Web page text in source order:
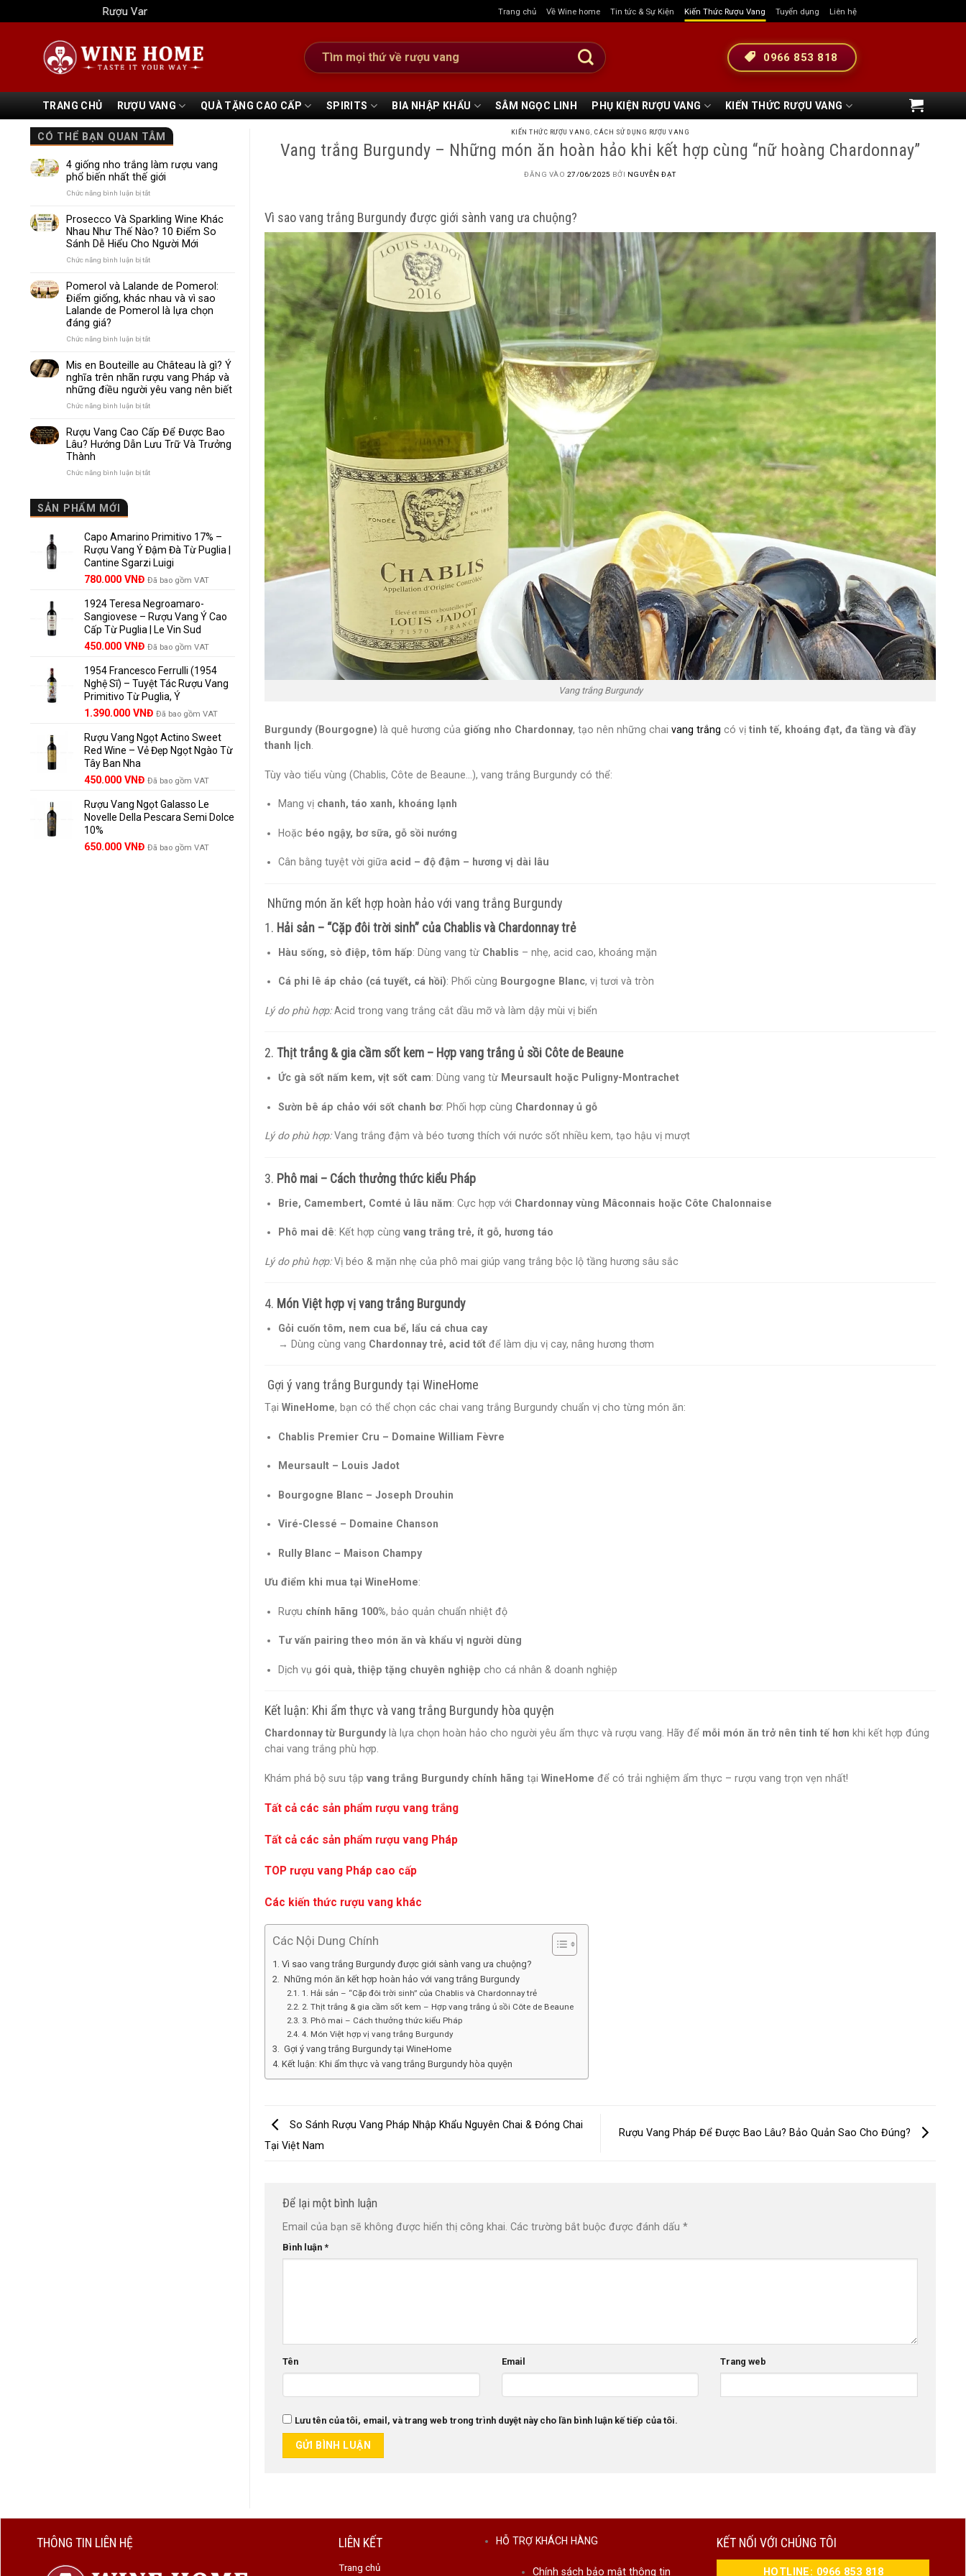
qua
Rượu Vang Wine Home Trang chủ Về Wine home Tin tức & Sự Kiện Kiến Thức Rượu Vang Tuyển dụng Liên hệ
Tìm
kiếm:
0966 853 818
TRANG CHỦ RƯỢU VANG QUÀ TẶNG CAO CẤP SPIRITS BIA NHẬP KHẨU SÂM NGỌC LINH PHỤ KIỆN RƯỢU VANG KIẾN THỨC RƯỢU VANG
CÓ THỂ BẠN QUAN TÂM
4 giống nho trắng làm rượu vang
phổ biến nhất thế giới
Chức năng bình luận bị tắtở
giống
nho
trắng
làm
biến
nhất
thế
Prosecco Và Sparkling Wine Khác
Nhau Như Thế Nào? 10 Điểm So
Sánh Dễ Hiểu Cho Người Mới
Chức năng bình luận bị tắtở
Và
Sparkling
Wine
Khác
10
Điểm
So
Dễ
Cho
Người
Pomerol và Lalande de Pomerol:
Điểm giống, khác nhau và vì sao
Lalande de Pomerol là lựa chọn
đáng giá?
Chức năng bình luận bị tắtở
Lalande
de
Pomerol:
nhau
và
chọn
đáng
giá?
Mis en Bouteille au Château là gì? Ý
nghĩa trên nhãn rượu vang Pháp và
những điều người yêu vang nên biết
Chức năng bình luận bị tắtở
en
Bouteille
au
rượu
vang
Pháp
và
những
yêu
vang
nên
Rượu Vang Cao Cấp Để Được Bao
Lâu? Hướng Dẫn Lưu Trữ Và Trưởng
Thành
Chức năng bình luận bị tắtở
Được
Bao
Lâu?
Hướng
Dẫn
Trữ
Và
Trưởng
Thành
SẢN PHẨM MỚI
Capo Amarino Primitivo 17% –
Rượu Vang Ý Đậm Đà Từ Puglia |
Cantine Sgarzi Luigi
Giá
là:
858.000 VNĐ.
780.000 VNĐGiá
tại
là:
780.000 VNĐ.
Đã bao gồm VAT
1924 Teresa Negroamaro-
Sangiovese – Rượu Vang Ý Cao
Cấp Từ Puglia | Le Vin Sud
Giá
là:
495.000 VNĐ.
450.000 VNĐGiá
tại
là:
450.000 VNĐ.
Đã bao gồm VAT
1954 Francesco Ferrulli (1954
Nghệ Sĩ) – Tuyệt Tác Rượu Vang
Primitivo Từ Puglia, Ý
Giá
là:
1.529.000 VNĐ.
1.390.000 VNĐGiá
tại
là:
Đã bao gồm VAT
Rượu Vang Ngọt Actino Sweet
Red Wine – Vẻ Đẹp Ngọt Ngào Từ
Tây Ban Nha
450.000 VNĐ Đã bao gồm VAT
Rượu Vang Ngọt Galasso Le
Novelle Della Pescara Semi Dolce
10%
650.000 VNĐ Đã bao gồm VAT
KIẾN THỨC RƯỢU VANG CÁCH SỬ DỤNG RƯỢU VANG
Vang trắng Burgundy – Những món ăn hoàn hảo khi kết hợp cùng “nữ hoàng Chardonnay”
ĐĂNG VÀO 27/06/2025 BỞI NGUYỄN ĐẠT
Vì sao vang trắng Burgundy được giới sành vang ưa chuộng?
Vang trắng Burgundy
Burgundy (Bourgogne) là quê hương của giống nho Chardonnay, tạo nên những chai vang trắng có vị tinh tế, khoáng đạt, đa tầng và đầy
thanh lịch.
Tùy vào tiểu vùng (Chablis, Côte de Beaune…), vang trắng Burgundy có thể:
Mang vị chanh, táo xanh, khoáng lạnh
Hoặc béo ngậy, bơ sữa, gỗ sồi nướng
Cân bằng tuyệt vời giữa acid – độ đậm – hương vị dài lâu
️ Những món ăn kết hợp hoàn hảo với vang trắng Burgundy
1. Hải sản – “Cặp đôi trời sinh” của Chablis và Chardonnay trẻ
Hàu sống, sò điệp, tôm hấp: Dùng vang từ Chablis – nhẹ, acid cao, khoáng mặn
Cá phi lê áp chảo (cá tuyết, cá hồi): Phối cùng Bourgogne Blanc, vị tươi và tròn
Lý do phù hợp:Acid trong vang trắng cắt dầu mỡ và làm dậy mùi vị biển
2. Thịt trắng & gia cầm sốt kem – Hợp vang trắng ủ sồi Côte de Beaune
Ức gà sốt nấm kem, vịt sốt cam: Dùng vang từ Meursault hoặc Puligny-Montrachet
Sườn bê áp chảo với sốt chanh bơ: Phối hợp cùng Chardonnay ủ gỗ
Lý do phù hợp:Vang trắng đậm và béo tương thích với nước sốt nhiều kem, tạo hậu vị mượt
3. Phô mai – Cách thưởng thức kiểu Pháp
Brie, Camembert, Comté ủ lâu năm: Cực hợp với Chardonnay vùng Mâconnais hoặc Côte Chalonnaise
Phô mai dê: Kết hợp cùng vang trắng trẻ, ít gỗ, hương táo
Lý do phù hợp:Vị béo & mặn nhẹ của phô mai giúp vang trắng bộc lộ tầng hương sâu sắc
4. Món Việt hợp vị vang trắng Burgundy
Gỏi cuốn tôm, nem cua bể, lẩu cá chua cay
→ Dùng cùng vang Chardonnay trẻ, acid tốtđể làm dịu vị cay, nâng hương thơm
️ Gợi ý vang trắng Burgundy tại WineHome
Tại WineHome, bạn có thể chọn các chai vang trắng Burgundy chuẩn vị cho từng món ăn:
Chablis Premier Cru – Domaine William Fèvre
Meursault – Louis Jadot
Bourgogne Blanc – Joseph Drouhin
Viré-Clessé – Domaine Chanson
Rully Blanc – Maison Champy
Ưu điểm khi mua tại WineHome:
Rượu chính hãng 100%, bảo quản chuẩn nhiệt độ
Tư vấn pairing theo món ăn và khẩu vị người dùng
Dịch vụ gói quà, thiệp tặng chuyên nghiệp cho cá nhân & doanh nghiệp
Kết luận: Khi ẩm thực và vang trắng Burgundy hòa quyện
Chardonnay từ Burgundy là lựa chọn hoàn hảo cho người yêu ẩm thực và rượu vang. Hãy để mỗi món ăn trở nên tinh tế hơn khi kết hợp đúng
chai vang trắng phù hợp.
Khám phá bộ sưu tập vang trắng Burgundy chính hãng tại WineHome để có trải nghiệm ẩm thực – rượu vang trọn vẹn nhất!
Tất cả các sản phẩm rượu vang trắng
Tất cả các sản phẩm rượu vang Pháp
TOP rượu vang Pháp cao cấp
Các kiến thức rượu vang khác
Các Nội Dung Chính
Vì sao vang trắng Burgundy được giới sành vang ưa chuộng?
️ Những món ăn kết hợp hoàn hảo với vang trắng Burgundy
1. Hải sản – “Cặp đôi trời sinh” của Chablis và Chardonnay trẻ
2. Thịt trắng & gia cầm sốt kem – Hợp vang trắng ủ sồi Côte de Beaune
3. Phô mai – Cách thưởng thức kiểu Pháp
4. Món Việt hợp vị vang trắng Burgundy
️ Gợi ý vang trắng Burgundy tại WineHome
Kết luận: Khi ẩm thực và vang trắng Burgundy hòa quyện
So Sánh Rượu Vang Pháp Nhập Khẩu Nguyên Chai & Đóng Chai
Tại Việt Nam
Rượu Vang Pháp Để Được Bao Lâu? Bảo Quản Sao Cho Đúng?
Để lại một bình luận
Email của bạn sẽ không được hiển thị công khai. Các trường bắt buộc được đánh dấu *
Bình luận *
Tên Email Trang web
Lưu tên của tôi, email, và trang web trong trình duyệt này cho lần bình luận kế tiếp của tôi.
THÔNG TIN LIÊN HỆ LIÊN KẾT
Trang chủ
HỖ TRỢ KHÁCH HÀNG
Chính sách bảo mật thông tin
KẾT NỐI VỚI CHÚNG TÔI
HOTLINE: 0966 853 818